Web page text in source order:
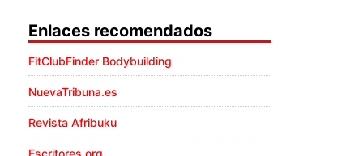
Enlaces recomendados
FitClubFinder Bodybuilding
NuevaTribuna.es
Revista Afribuku
Escritores.org